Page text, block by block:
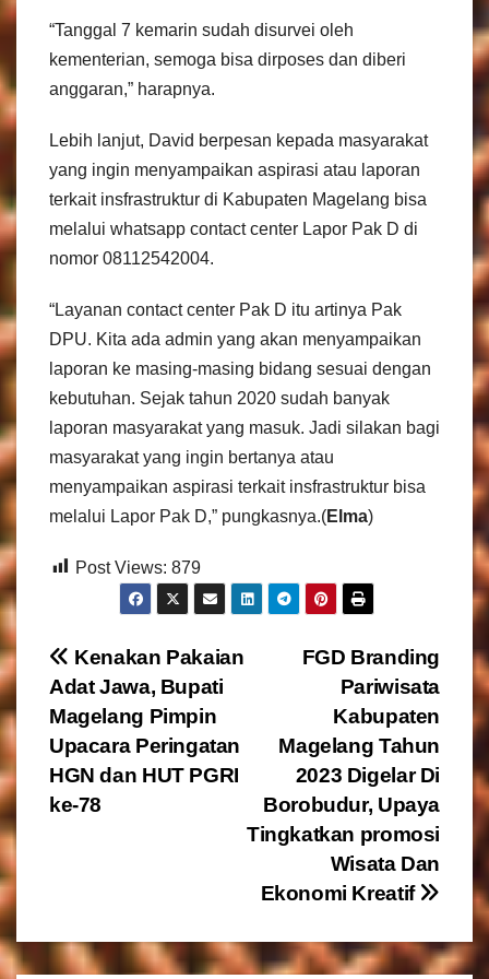
“Tanggal 7 kemarin sudah disurvei oleh
kementerian, semoga bisa dirposes dan diberi
anggaran,” harapnya.
Lebih lanjut, David berpesan kepada masyarakat
yang ingin menyampaikan aspirasi atau laporan
terkait insfrastruktur di Kabupaten Magelang bisa
melalui whatsapp contact center Lapor Pak D di
nomor 08112542004.
“Layanan contact center Pak D itu artinya Pak
DPU. Kita ada admin yang akan menyampaikan
laporan ke masing-masing bidang sesuai dengan
kebutuhan. Sejak tahun 2020 sudah banyak
laporan masyarakat yang masuk. Jadi silakan bagi
masyarakat yang ingin bertanya atau
menyampaikan aspirasi terkait insfrastruktur bisa
melalui Lapor Pak D,” pungkasnya.(Elma)
Post Views: 879
N
a
v
i
s
FGD Branding
Pariwisata
Kabupaten
Magelang Tahun
2023 Digelar Di
Borobudur, Upaya
Tingkatkan promosi
Wisata Dan
Ekonomi Kreatif
Kenakan Pakaian
Adat Jawa, Bupati
Magelang Pimpin
Upacara Peringatan
HGN dan HUT PGRI
ke-78